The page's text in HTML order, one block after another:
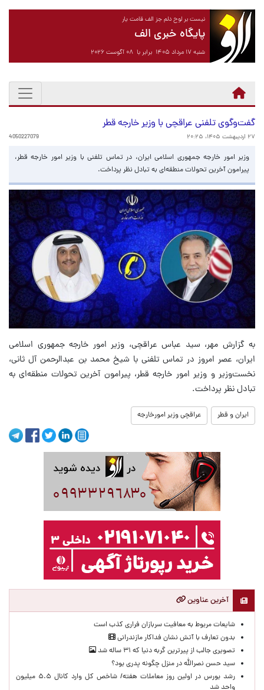
نیست بر لوح دلم جز الف قامت یار
پایگاه خبری الف
شنبه ۱۷ مرداد ۱۴۰۵ برابر با ۰۸ آگوست ۲۰۲۶
گفت‌وگوی تلفنی عراقچی با وزیر خارجه قطر
۲۷ اردیبهشت ۱۴۰۵، ۲۰:۲۵ 4050227079
وزیر امور خارجه جمهوری اسلامی ایران، در تماس تلفنی با وزیر امور خارجه قطر،
پیرامون آخرین تحولات منطقه‌ای به تبادل نظر پرداخت.
به گزارش مهر، سید عباس عراقچی، وزیر امور خارجه جمهوری اسلامی
ایران، عصر امروز در تماس تلفنی با شیخ محمد بن عبدالرحمن آل ثانی،
نخست‌وزیر و وزیر امور خارجه قطر، پیرامون آخرین تحولات منطقه‌ای به
تبادل نظر پرداخت.
ایران و قطر عراقچی وزیر امورخارجه
آخرین عناوین
شایعات مربوط به معافیت سربازان فراری کذب است
بدون تعارف با آتش نشان فداکار مازندرانی
تصویری جالب از پیرترین گربه دنیا که ۳۱ ساله شد
سید حسن نصرالله در منزل چگونه پدری بود؟
رشد بورس در اولین روز معاملات هفته/ شاخص کل وارد کانال ۵.۵ میلیون
واحد شد